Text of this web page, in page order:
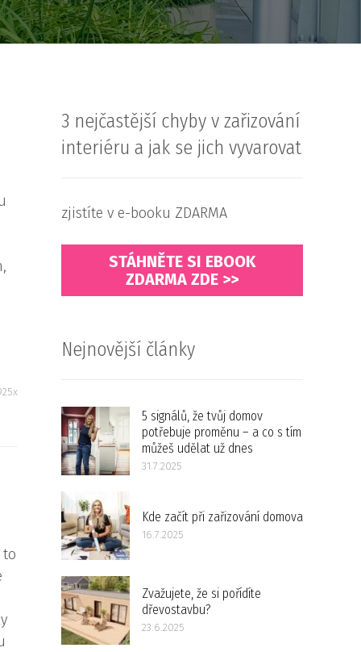
to
3 nejčastější chyby v zařizování
interiéru a jak se jich vyvarovat
zjistíte v e-booku ZDARMA
STÁHNĚTE SI EBOOK
ZDARMA ZDE >>
Nejnovější články
5 signálů, že tvůj domov
potřebuje proměnu – a co s tím
můžeš udělat už dnes
31.7.2025
Kde začít při zařizování domova
16.7.2025
Zvažujete, že si pořídíte
dřevostavbu?
23.6.2025